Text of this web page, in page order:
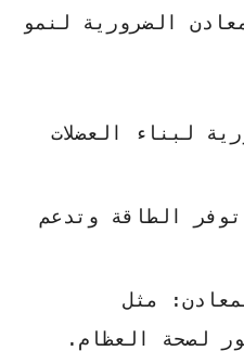
الضرورية لنمو
لبناء العضلات
الطاقة وتدعم
مثل
لصحة العظام.